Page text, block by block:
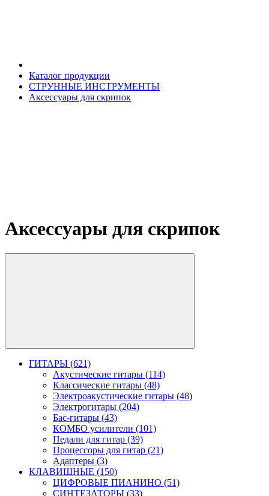
Каталог продукции
СТРУННЫЕ ИНСТРУМЕНТЫ
Аксессуары для скрипок
Аксессуары для скрипок
ГИТАРЫ (621)
Акустические гитары (114)
Классические гитары (48)
Электроакустические гитары (48)
Электрогитары (204)
Бас-гитары (43)
КОМБО усилители (101)
Педали для гитар (39)
Процессоры для гитар (21)
Адаптеры (3)
КЛАВИШНЫЕ (150)
ЦИФРОВЫЕ ПИАНИНО (51)
СИНТЕЗАТОРЫ (33)